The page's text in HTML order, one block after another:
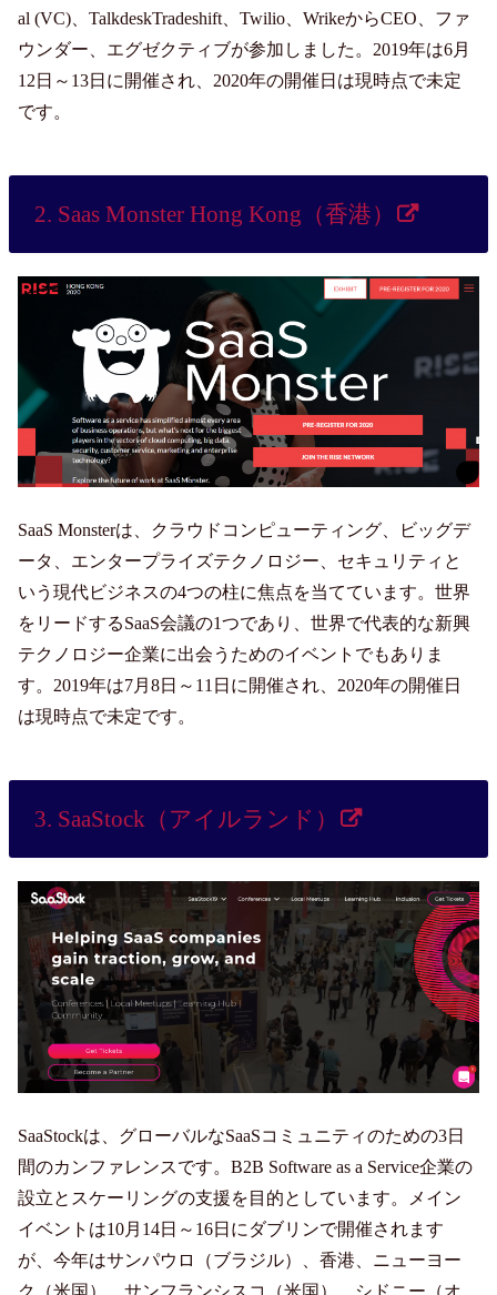
al (VC)、TalkdeskTradeshift、Twilio、WrikeからCEO、ファ
ウンダー、エグゼクティブが参加しました。2019年は6月
12日～13日に開催され、2020年の開催日は現時点で未定
です。
2. Saas Monster Hong Kong（香港）
SaaS Monsterは、クラウドコンピューティング、ビッグデ
ータ、エンタープライズテクノロジー、セキュリティと
いう現代ビジネスの4つの柱に焦点を当てています。世界
をリードするSaaS会議の1つであり、世界で代表的な新興
テクノロジー企業に出会うためのイベントでもありま
す。2019年は7月8日～11日に開催され、2020年の開催日
は現時点で未定です。
3. SaaStock（アイルランド）
SaaStockは、グローバルなSaaSコミュニティのための3日
間のカンファレンスです。B2B Software as a Service企業の
設立とスケーリングの支援を目的としています。メイン
イベントは10月14日～16日にダブリンで開催されます
が、今年はサンパウロ（ブラジル）、香港、ニューヨー
ク（米国）、サンフランシスコ（米国）、シドニー（オ